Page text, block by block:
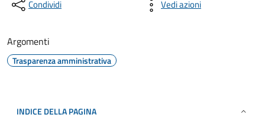
Condividi Vedi azioni
Argomenti
Trasparenza amministrativa
INDICE DELLA PAGINA